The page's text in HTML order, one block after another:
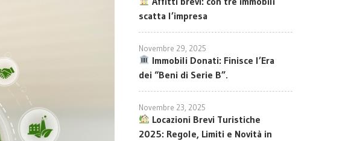
scatta l’impresa
Novembre 29, 2025
Immobili Donati: Finisce l’Era
dei “Beni di Serie B”.
Novembre 23, 2025
Locazioni Brevi Turistiche
2025: Regole, Limiti e Novità in